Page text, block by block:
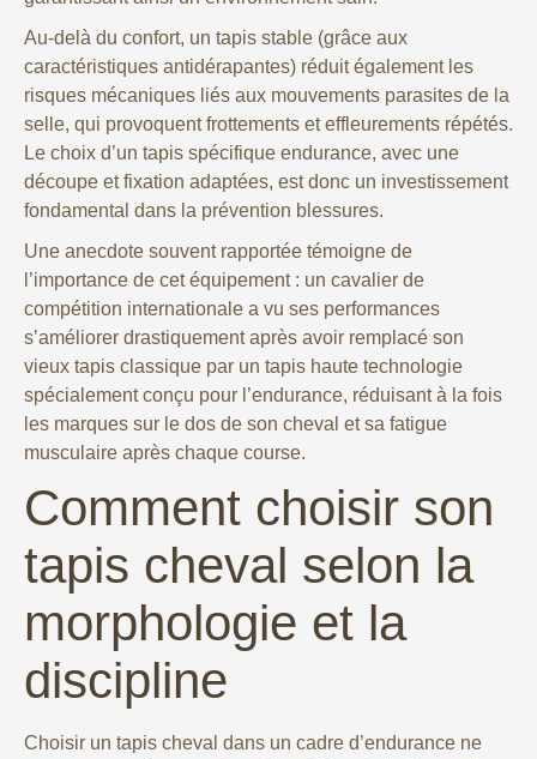
Au-delà du confort, un tapis stable (grâce aux
caractéristiques antidérapantes) réduit également les
risques mécaniques liés aux mouvements parasites de la
selle, qui provoquent frottements et effleurements répétés.
Le choix d’un tapis spécifique endurance, avec une
découpe et fixation adaptées, est donc un investissement
fondamental dans la prévention blessures.
Une anecdote souvent rapportée témoigne de
l’importance de cet équipement : un cavalier de
compétition internationale a vu ses performances
s’améliorer drastiquement après avoir remplacé son
vieux tapis classique par un tapis haute technologie
spécialement conçu pour l’endurance, réduisant à la fois
les marques sur le dos de son cheval et sa fatigue
musculaire après chaque course.
Comment choisir son
tapis cheval selon la
morphologie et la
discipline
Choisir un tapis cheval dans un cadre d’endurance ne